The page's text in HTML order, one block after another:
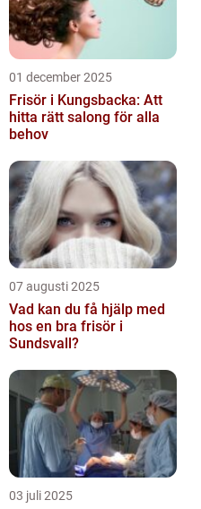
01 december 2025
Frisör i Kungsbacka: Att
hitta rätt salong för alla
behov
07 augusti 2025
Vad kan du få hjälp med
hos en bra frisör i
Sundsvall?
03 juli 2025